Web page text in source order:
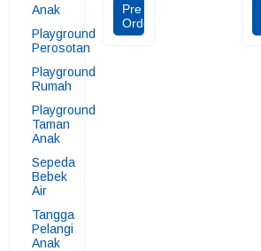
Anak
Playground
Perosotan
Playground
Rumah
Playground
Taman
Anak
Sepeda
Bebek
Air
Tangga
Pelangi
Anak
Pre
Order